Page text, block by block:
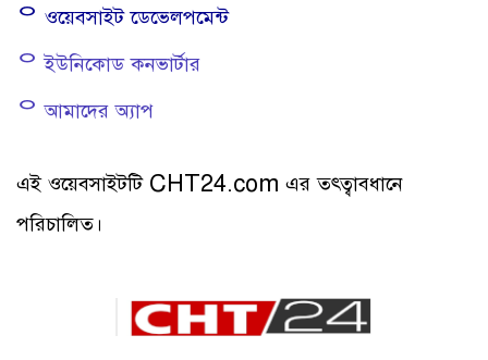
ᄋ ওয়েবসাইট ডেভেলপমেন্ট
ᄋ ইউনিকোড কনভার্টার
ᄋ আমাদের অ্যাপ
এই ওয়েবসাইটটি CHT24.com এর তত্ত্বাবধানে
পরিচালিত।